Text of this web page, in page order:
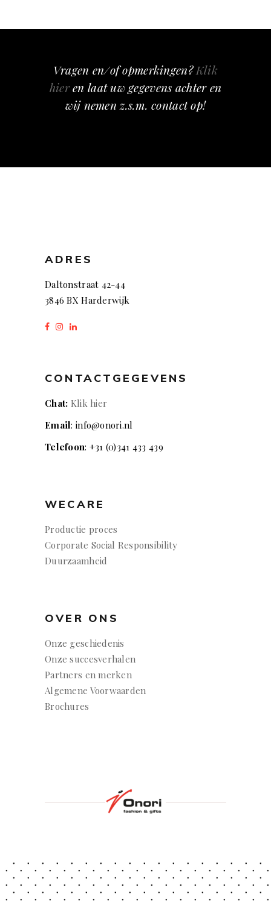
Vragen en/of opmerkingen?Klik
hieren laat uw gegevens achter en
wij nemen z.s.m. contact op!
ADRES
Daltonstraat 42-44
3846 BX Harderwijk
CONTACTGEGEVENS
Chat: Klik hier
Email: info@onori.nl
Telefoon: +31 (0)341 433 439
WECARE
Productie proces
Corporate Social Responsibility
Duurzaamheid
OVER ONS
Onze geschiedenis
Onze succesverhalen
Partners en merken
Algemene Voorwaarden
Brochures